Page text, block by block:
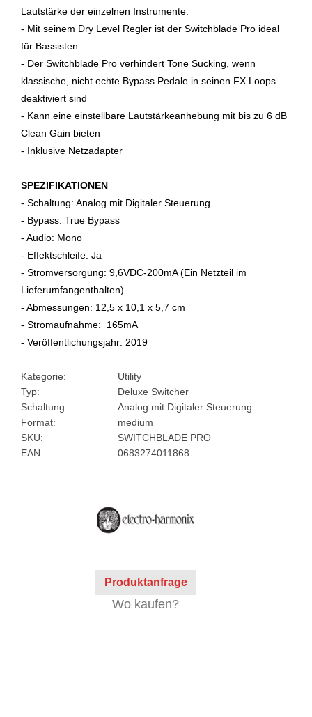
Lautstärke der einzelnen Instrumente.
- Mit seinem Dry Level Regler ist der Switchblade Pro ideal
für Bassisten
- Der Switchblade Pro verhindert Tone Sucking, wenn
klassische, nicht echte Bypass Pedale in seinen FX Loops
deaktiviert sind
- Kann eine einstellbare Lautstärkeanhebung mit bis zu 6 dB
Clean Gain bieten
- Inklusive Netzadapter
SPEZIFIKATIONEN
- Schaltung: Analog mit Digitaler Steuerung
- Bypass: True Bypass
- Audio: Mono
- Effektschleife: Ja
- Stromversorgung: 9,6VDC-200mA (Ein Netzteil im
Lieferumfangenthalten)
- Abmessungen: 12,5 x 10,1 x 5,7 cm
- Stromaufnahme:
165mA
- Veröffentlichungsjahr: 2019
Kategorie:
Utility
Typ:
Deluxe Switcher
Schaltung:
Analog mit Digitaler Steuerung
Format:
medium
SKU:
SWITCHBLADE PRO
EAN:
0683274011868
Produktanfrage
Wo kaufen?